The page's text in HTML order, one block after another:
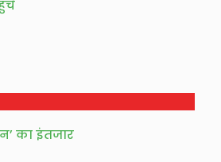
का इंतजार